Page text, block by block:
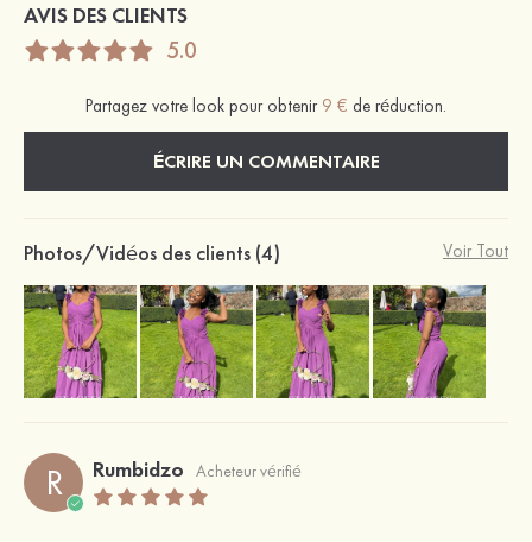
AVIS DES CLIENTS
5.0
Partagez votre look pour obtenir 9 € de réduction.
ÉCRIRE UN COMMENTAIRE
Photos/Vidéos des clients (4) Voir Tout
R Rumbidzo Acheteur vérifié